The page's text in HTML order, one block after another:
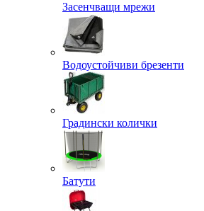
Засенчващи мрежи
Водоустойчиви брезенти
Градински колички
Батути